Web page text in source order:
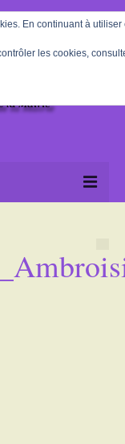
En continuant à
les cookies,